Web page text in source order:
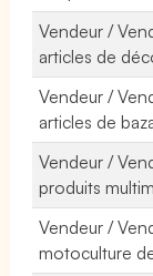
Vendeur /
articles de
Vendeur /
articles de
Vendeur /
produits
Vendeur /
motoculture